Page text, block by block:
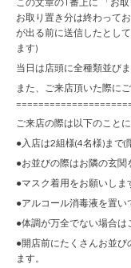
この文章の1番上に 「お
お取り置き分は終わって
が出る前に送信したとし
ます)
当日は店頭に全種類並びま
また、ご来店頂いた際に
ご来店の際は以下のこと
●入店は2組様(4名様)まで(
●お並びの際はお隣の玄
●マスク着用をお願いしま
●アルコール消毒液を置
●体調が万全でない場合
●開店前にたくさんお並
ます。